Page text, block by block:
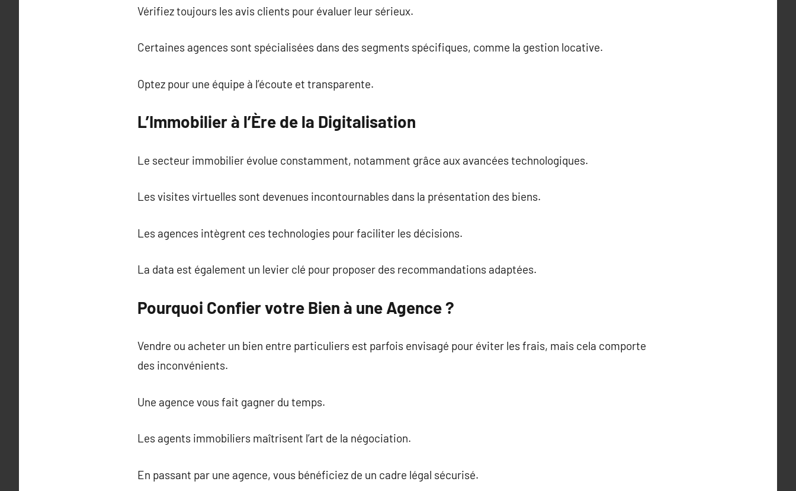
Vérifiez toujours les avis clients pour évaluer leur sérieux.
Certaines agences sont spécialisées dans des segments spécifiques, comme la gestion locative.
Optez pour une équipe à l’écoute et transparente.
L’Immobilier à l’Ère de la Digitalisation
Le secteur immobilier évolue constamment, notamment grâce aux avancées technologiques.
Les visites virtuelles sont devenues incontournables dans la présentation des biens.
Les agences intègrent ces technologies pour faciliter les décisions.
La data est également un levier clé pour proposer des recommandations adaptées.
Pourquoi Confier votre Bien à une Agence ?
Vendre ou acheter un bien entre particuliers est parfois envisagé pour éviter les frais, mais cela comporte
des inconvénients.
Une agence vous fait gagner du temps.
Les agents immobiliers maîtrisent l’art de la négociation.
En passant par une agence, vous bénéficiez de un cadre légal sécurisé.